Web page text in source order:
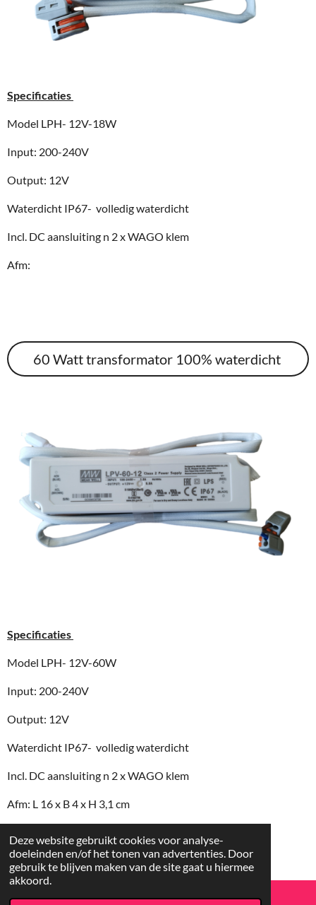
Deze website gebruikt cookies voor analyse-
doeleinden en/of het tonen van advertenties. Door
gebruik te blijven maken van de site gaat u hiermee
akkoord.
Specificaties
Model LPH- 12V-18W
Input: 200-240V
Output: 12V
Waterdicht IP67- volledig waterdicht
Incl. DC aansluiting n 2 x WAGO klem
Afm:
60 Watt transformator 100% waterdicht
Specificaties
Model LPH- 12V-60W
Input: 200-240V
Output: 12V
Waterdicht IP67- volledig waterdicht
Incl. DC aansluiting n 2 x WAGO klem
Afm: L 16 x B 4 x H 3,1 cm
© 2016 - 2026 Luxtronics.nl